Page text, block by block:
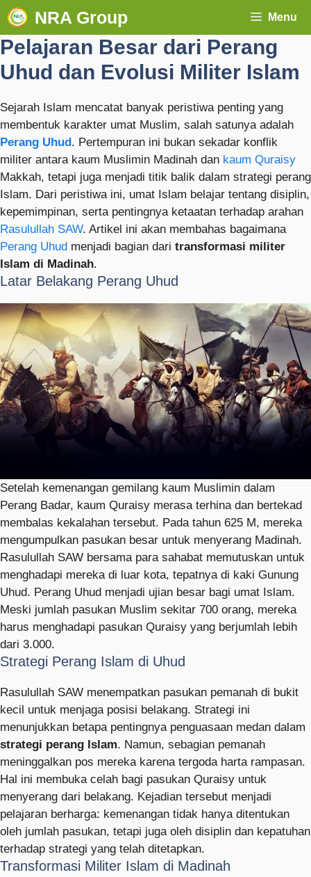
NRA Group Menu
Pelajaran Besar dari Perang
Uhud dan Evolusi Militer Islam
Sejarah Islam mencatat banyak peristiwa penting yang
membentuk karakter umat Muslim, salah satunya adalah
Perang Uhud. Pertempuran ini bukan sekadar konflik
militer antara kaum Muslimin Madinah dan kaum Quraisy
Makkah, tetapi juga menjadi titik balik dalam strategi perang
Islam. Dari peristiwa ini, umat Islam belajar tentang disiplin,
kepemimpinan, serta pentingnya ketaatan terhadap arahan
Rasulullah SAW. Artikel ini akan membahas bagaimana
Perang Uhud menjadi bagian dari transformasi militer
Islam di Madinah.
Latar Belakang Perang Uhud
Setelah kemenangan gemilang kaum Muslimin dalam
Perang Badar, kaum Quraisy merasa terhina dan bertekad
membalas kekalahan tersebut. Pada tahun 625 M, mereka
mengumpulkan pasukan besar untuk menyerang Madinah.
Rasulullah SAW bersama para sahabat memutuskan untuk
menghadapi mereka di luar kota, tepatnya di kaki Gunung
Uhud. Perang Uhud menjadi ujian besar bagi umat Islam.
Meski jumlah pasukan Muslim sekitar 700 orang, mereka
harus menghadapi pasukan Quraisy yang berjumlah lebih
dari 3.000.
Strategi Perang Islam di Uhud
Rasulullah SAW menempatkan pasukan pemanah di bukit
kecil untuk menjaga posisi belakang. Strategi ini
menunjukkan betapa pentingnya penguasaan medan dalam
strategi perang Islam. Namun, sebagian pemanah
meninggalkan pos mereka karena tergoda harta rampasan.
Hal ini membuka celah bagi pasukan Quraisy untuk
menyerang dari belakang. Kejadian tersebut menjadi
pelajaran berharga: kemenangan tidak hanya ditentukan
oleh jumlah pasukan, tetapi juga oleh disiplin dan kepatuhan
terhadap strategi yang telah ditetapkan.
Transformasi Militer Islam di Madinah